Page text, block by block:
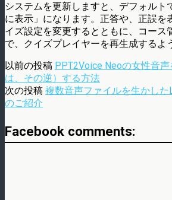
システムを更新しますと、デフォルト
に表示」になります。正答や、正誤を
イズ設定を変更するとともに、コース
で、クイズプレイヤーを再生成するよ
以前の投稿 PPT2Voice Neoの女性音
は、その逆）する方法
次の投稿 複数音声ファイルを生かした
のご紹介
Facebook comments: